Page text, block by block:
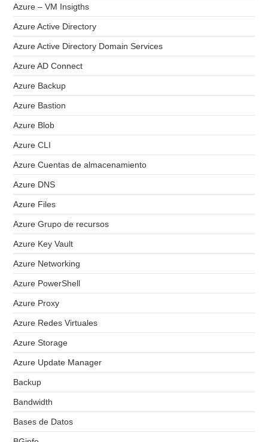
Azure – VM Insigths
Azure Active Directory
Azure Active Directory Domain Services
Azure AD Connect
Azure Backup
Azure Bastion
Azure Blob
Azure CLI
Azure Cuentas de almacenamiento
Azure DNS
Azure Files
Azure Grupo de recursos
Azure Key Vault
Azure Networking
Azure PowerShell
Azure Proxy
Azure Redes Virtuales
Azure Storage
Azure Update Manager
Backup
Bandwidth
Bases de Datos